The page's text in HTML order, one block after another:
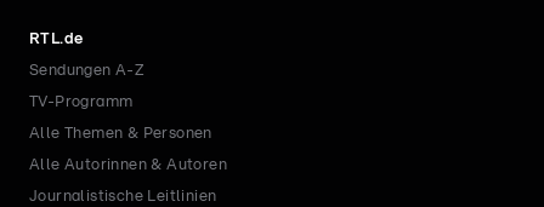
RTL.de
Sendungen A-Z
TV-Programm
Alle Themen & Personen
Alle Autorinnen & Autoren
Journalistische Leitlinien